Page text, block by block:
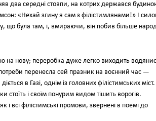
два середні стовпи, на котрих держався
«Нехай згину я сам з філістимлянами!» І
що була там, і, вмираючи, він побив більше
на нову; переробка дуже легко виходить
потреби перенесла сей празник на воєнний час —
в Газі, однім із головних філістимських міст.
стоїть і своїм понурим видом тішить ворогів.
і всі філістимські промови, звернені в поемі до